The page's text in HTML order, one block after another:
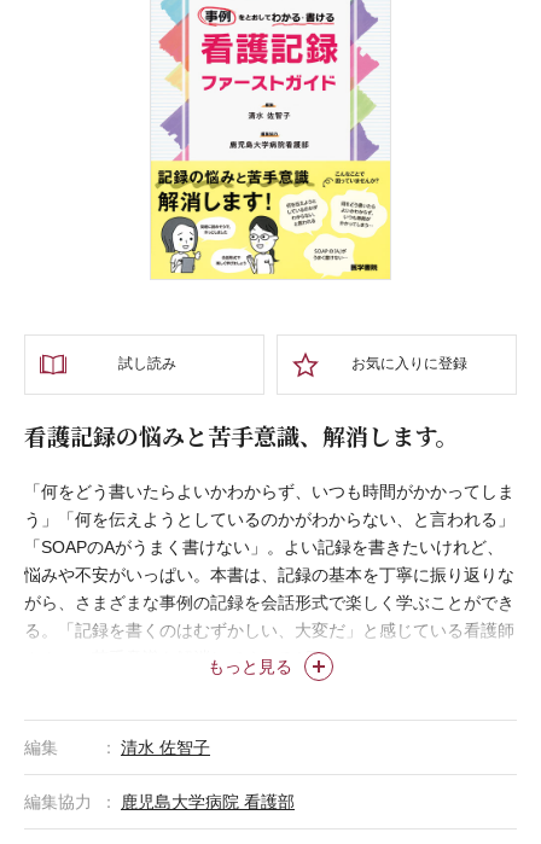
試し読み お気に入りに登録
看護記録の悩みと苦手意識、解消します。
もっと見る
「何をどう書いたらよいかわからず、いつも時間がかかってしま
う」「何を伝えようとしているのかがわからない、と言われる」
「SOAPのAがうまく書けない」。よい記録を書きたいけれど、
悩みや不安がいっぱい。本書は、記録の基本を丁寧に振り返りな
がら、さまざまな事例の記録を会話形式で楽しく学ぶことができ
る。「記録を書くのはむずかしい、大変だ」と感じている看護師
さんの、苦手意識を解消してくれる1冊！
編集 清水 佐智子
編集協力 鹿児島大学病院 看護部